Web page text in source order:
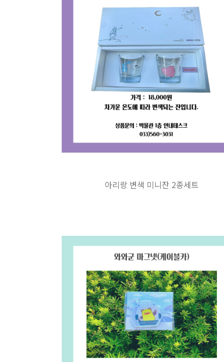
아리랑 변색 미니잔 2종세트